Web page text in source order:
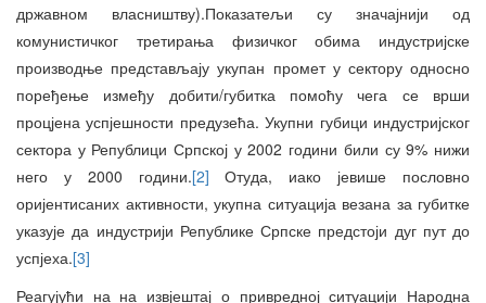
државном власништву).Показатељи су значајнији од
комунистичког третирања физичког обима индустријске
производње представљају укупан промет у сектору односно
поређење између добити/губитка помоћу чега се врши
процјена успјешности предузећа. Укупни губици индустријског
сектора у Републици Српској у 2002 години били су 9% нижи
него у 2000 години.[2] Отуда, иако јевише пословно
оријентисаних активности, укупна ситуација везана за губитке
указује да индустрији Републике Српске предстоји дуг пут до
успјеха.[3]
Реагујући на на извјештај о привредној ситуацији Народна